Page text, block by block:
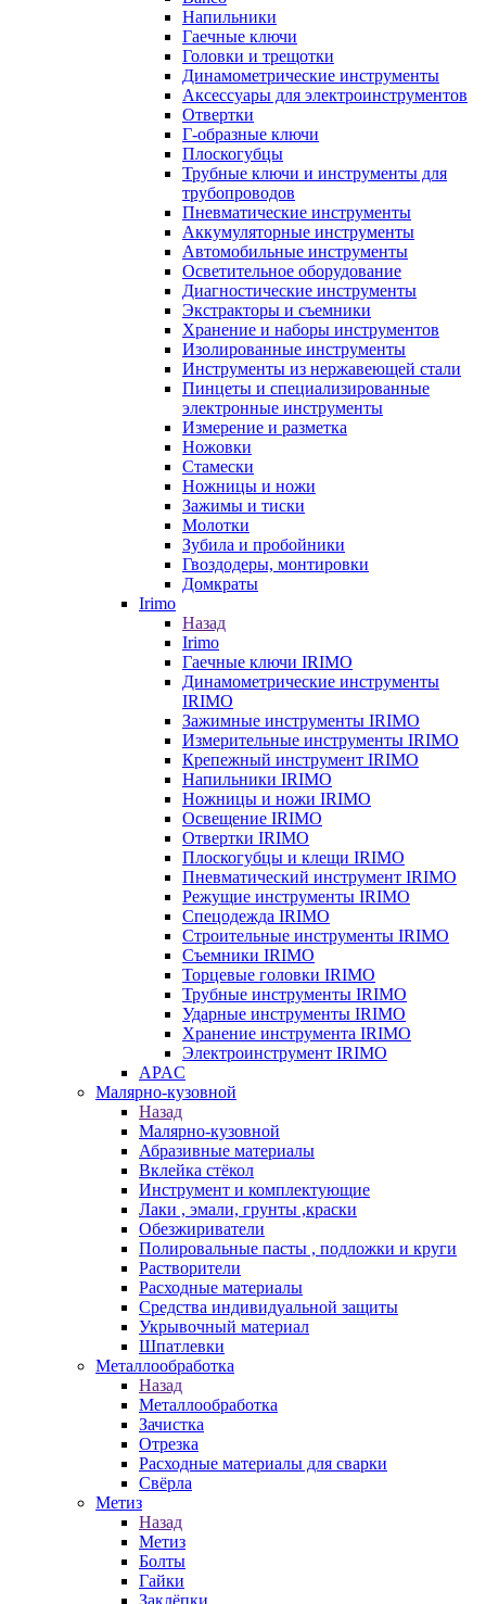
Напильники
Гаечные ключи
Головки и трещотки
Динамометрические инструменты
Аксессуары для электроинструментов
Отвертки
Г-образные ключи
Плоскогубцы
Трубные ключи и инструменты для
трубопроводов
Пневматические инструменты
Аккумуляторные инструменты
Автомобильные инструменты
Осветительное оборудование
Диагностические инструменты
Экстракторы и съемники
Хранение и наборы инструментов
Изолированные инструменты
Инструменты из нержавеющей стали
Пинцеты и специализированные
электронные инструменты
Измерение и разметка
Ножовки
Стамески
Ножницы и ножи
Зажимы и тиски
Молотки
Зубила и пробойники
Гвоздодеры, монтировки
Домкраты
Irimo
Назад
Irimo
Гаечные ключи IRIMO
Динамометрические инструменты
IRIMO
Зажимные инструменты IRIMO
Измерительные инструменты IRIMO
Крепежный инструмент IRIMO
Напильники IRIMO
Ножницы и ножи IRIMO
Освещение IRIMO
Отвертки IRIMO
Плоскогубцы и клещи IRIMO
Пневматический инструмент IRIMO
Режущие инструменты IRIMO
Спецодежда IRIMO
Строительные инструменты IRIMO
Съемники IRIMO
Торцевые головки IRIMO
Трубные инструменты IRIMO
Ударные инструменты IRIMO
Хранение инструмента IRIMO
Электроинструмент IRIMO
APAC
Малярно-кузовной
Назад
Малярно-кузовной
Абразивные материалы
Вклейка стёкол
Инструмент и комплектующие
Лаки , эмали, грунты ,краски
Обезжириватели
Полировальные пасты , подложки и круги
Растворители
Расходные материалы
Средства индивидуальной защиты
Укрывочный материал
Шпатлевки
Металлообработка
Назад
Металлообработка
Зачистка
Отрезка
Расходные материалы для сварки
Свёрла
Метиз
Назад
Метиз
Болты
Гайки
Заклёпки